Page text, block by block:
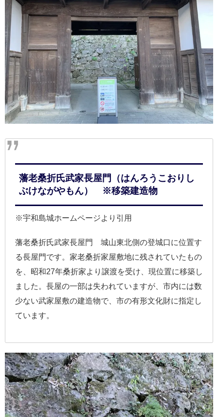
藩老桑折氏武家長屋門（はんろうこおりし
ぶけながやもん） ※移築建造物
※宇和島城ホームページより引用
藩老桑折氏武家長屋門 城山東北側の登城口に位置す
る長屋門です。家老桑折家屋敷地に残されていたもの
を、昭和27年桑折家より譲渡を受け、現位置に移築し
ました。長屋の一部は失われていますが、市内には数
少ない武家屋敷の建造物で、市の有形文化財に指定し
ています。